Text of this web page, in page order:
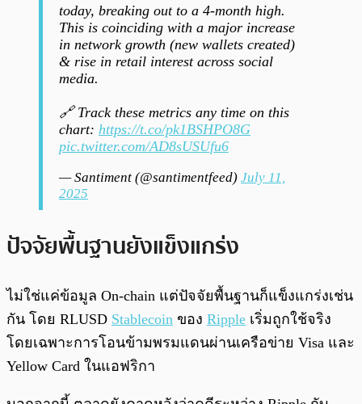
today, breaking out to a 4-month high.
This is coinciding with a major increase
in network growth (new wallets created)
& rise in retail interest across social
media.
🔗 Track these metrics any time on this
chart: https://t.co/pk1BSHPO8G
pic.twitter.com/AD8sUSUfu6
— Santiment (@santimentfeed) July 11,
2025
ปัจจัยพื้นฐานยังแข็งแกร่ง
ไม่ใช่แค่ข้อมูล On-chain แต่ปัจจัยพื้นฐานก็แข็งแกร่งเช่น
กัน โดย RLUSD Stablecoin ของ Ripple เริ่มถูกใช้จริง
โดยเฉพาะการโอนข้ามพรมแดนผ่านเครือข่าย Visa และ
Yellow Card ในแอฟริกา